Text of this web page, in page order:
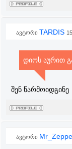
ავტორი TARDIS
დიოს აურით
შენ წარმოიდგინე
ავტორი